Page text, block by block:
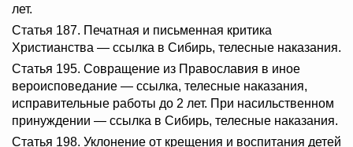
лет.
Статья 187. Печатная и письменная критика
Христианства — ссылка в Сибирь, телесные наказания.
Статья 195. Совращение из Православия в иное
вероисповедание — ссылка, телесные наказания,
исправительные работы до 2 лет. При насильственном
принуждении — ссылка в Сибирь, телесные наказания.
Статья 198. Уклонение от крещения и воспитания детей